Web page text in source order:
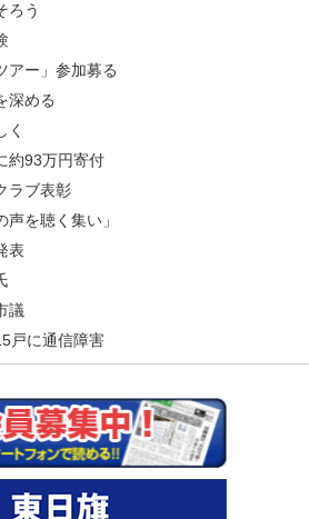
ろう
アー」参加募る
深める
く
約93万円寄付
ラブ表彰
声を聴く集い」
表
議
戸に通信障害